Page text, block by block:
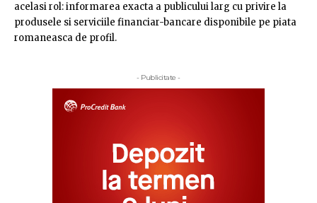
acelasi rol: informarea exacta a publicului larg cu privire la
produsele si serviciile financiar-bancare disponibile pe piata
romaneasca de profil.
- Publicitate -